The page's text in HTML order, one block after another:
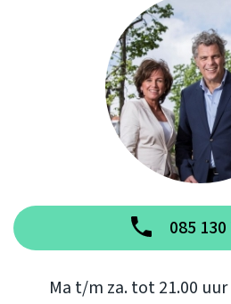
085 130
Ma t/m za. tot 21.00 uur